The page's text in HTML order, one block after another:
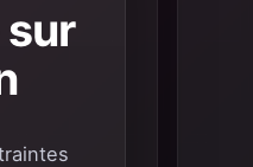
sur